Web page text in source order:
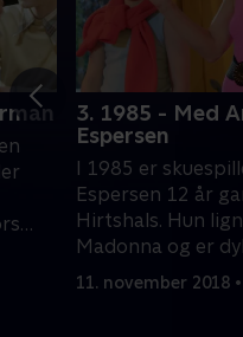
3. 1985 - Med
Espersen
I 1985 er
Espersen 12 år
Hirtshals. Hun
Madonna og er
George Michael.
en tid hvor
11. november 2018